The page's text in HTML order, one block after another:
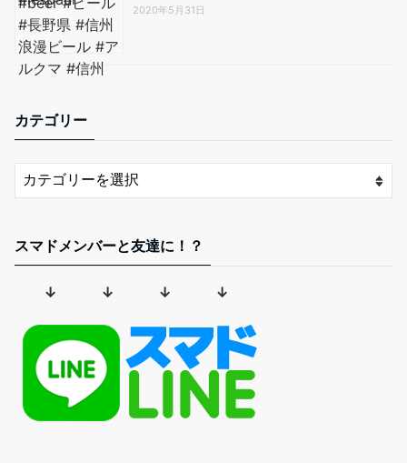
2020年5月31日
カテゴリー
スマドメンバーと友達に！？
↓ ↓ ↓ ↓